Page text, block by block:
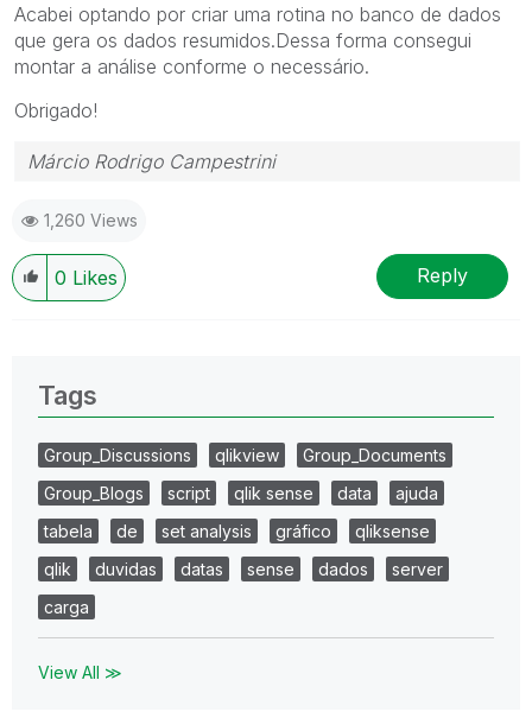
Acabei optando por criar uma rotina no banco de dados
que gera os dados resumidos.Dessa forma consegui
montar a análise conforme o necessário.
Obrigado!
Márcio Rodrigo Campestrini
1,260 Views
0 Likes Reply
Tags
Group_Discussions qlikview
Group_Documents
Group_Blogs
script qlik sense data
ajuda
tabela
de set analysis gráfico
qliksense
qlik
duvidas datas sense dados
server
carga
View All ≫